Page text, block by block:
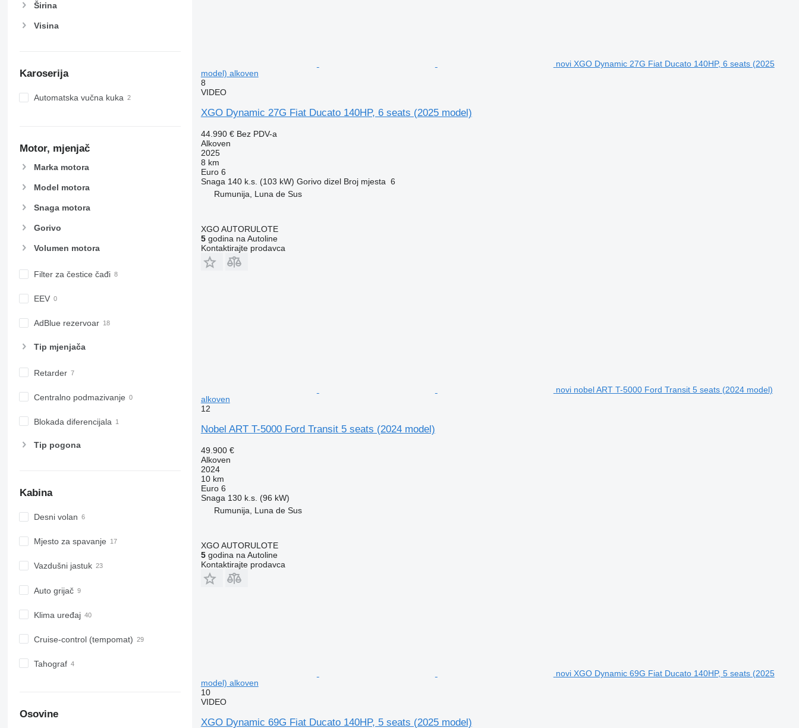
Širina
Visina
Karoserija
Automatska vučna kuka
Motor, mjenjač
Marka motora
Model motora
Snaga motora
Gorivo
Volumen motora
Filter za čestice čađi
EEV
AdBlue rezervoar
Tip mјenjača
Retarder
Centralno podmazivanje
Blokada diferencijala
Tip pogona
Kabina
Desni volan
Mjesto za spavanje
Vazdušni jastuk
Auto grijač
Klima uređaj
Cruise-control (tempomat)
Tahograf
Osovine
novi XGO Dynamic 27G Fiat Ducato 140HP, 6 seats (2025
model) alkoven
8
VIDEO
XGO Dynamic 27G Fiat Ducato 140HP, 6 seats (2025 model)
44.990 € Bez PDV-a
Alkoven
2025
8 km
Euro 6
Snaga 140 k.s. (103 kW) Gorivo dizel Broj mjesta 6
Rumunija, Luna de Sus
XGO AUTORULOTE
5godina na Autoline
Kontaktirajte prodavca
novi nobel ART T-5000 Ford Transit 5 seats (2024 model)
alkoven
12
Nobel ART T-5000 Ford Transit 5 seats (2024 model)
49.900 €
Alkoven
2024
10 km
Euro 6
Snaga 130 k.s. (96 kW)
Rumunija, Luna de Sus
XGO AUTORULOTE
5godina na Autoline
Kontaktirajte prodavca
novi XGO Dynamic 69G Fiat Ducato 140HP, 5 seats (2025
model) alkoven
10
VIDEO
XGO Dynamic 69G Fiat Ducato 140HP, 5 seats (2025 model)